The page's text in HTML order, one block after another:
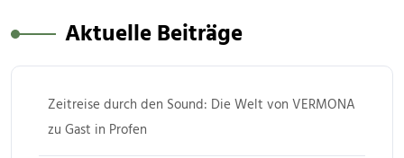
Aktuelle Beiträge
Zeitreise durch den Sound: Die Welt von VERMONA
zu Gast in Profen